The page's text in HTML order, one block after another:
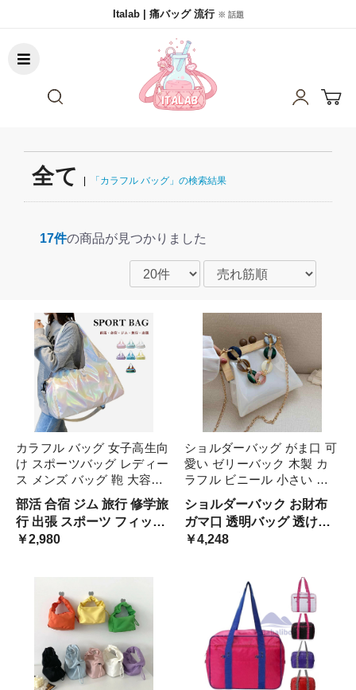
Italab | 痛バッグ 流行 ※ 話題
全て 「カラフル バッグ」の検索結果
17件の商品が見つかりました
カラフル バッグ 女子高生向
け スポーツバッグ レディー
ス メンズ バッグ 鞄 大容量
多機能 おしゃれ ボストンバ
ッグ 女子 男子 学生 大人
部活 合宿 ジム 旅行 修学旅
行 出張 スポーツ フィット
ネス ヨガ カラフル バッグ
￥2,980
ショルダーバッグ がま口 可
愛い ゼリーバック 木製 カ
ラフル ビニール 小さい ミ
ニバッグ キスロック 韓国系
パーティー チェーン 斜め掛
け バック PVC 透明 釜口 お
財布風 レ クリアバッグ
ショルダーバック お財布
ガマ口 透明バッグ 透け感
クリア 木 クリスタル 石 ア
お呼ばれ ユニーク 目立つ
キャンディー カバン 撥水
￥4,248